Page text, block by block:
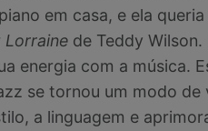
em casa, e ela
Lorrainede Teddy Wilson.
energia com a música.
se tornou um modo de
a linguagem e